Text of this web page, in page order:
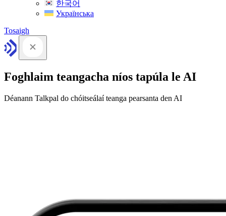
한국어
Українська
Tosaigh
Foghlaim teangacha níos tapúla le AI
Déanann Talkpal do chóitseálaí teanga pearsanta den AI